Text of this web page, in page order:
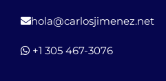
hola@carlosjimenez.net
+1 305 467-3076